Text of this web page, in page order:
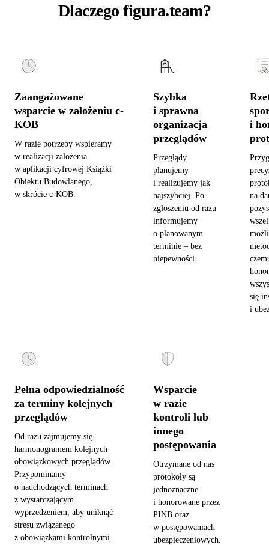
Dlaczego figura.team?
Zaangażowane
wsparcie w założeniu c-
KOB
W razie potrzeby wspieramy
w realizacji założenia
w aplikacji cyfrowej Książki
Obiektu Budowlanego,
w skrócie c-KOB.
Szybka
i sprawna
organizacja
przeglądów
Przeglądy
planujemy
i realizujemy jak
najszybciej. Po
zgłoszeniu od razu
informujemy
o planowanym
terminie – bez
niepewności.
i
na
się
i
Pełna odpowiedzialność
za terminy kolejnych
przeglądów
Od razu zajmujemy się
harmonogramem kolejnych
obowiązkowych przeglądów.
Przypominamy
o nadchodzących terminach
z wystarczającym
wyprzedzeniem, aby uniknąć
stresu związanego
z obowiązkami kontrolnymi.
Wsparcie
w razie
kontroli lub
innego
postępowania
Otrzymane od nas
protokoły są
jednoznaczne
i honorowane przez
PINB oraz
w postępowaniach
ubezpieczeniowych.